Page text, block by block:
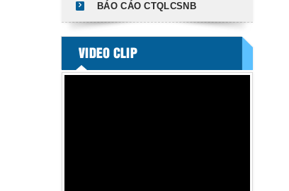
BÁO CÁO CTQLCSNB
VIDEO CLIP